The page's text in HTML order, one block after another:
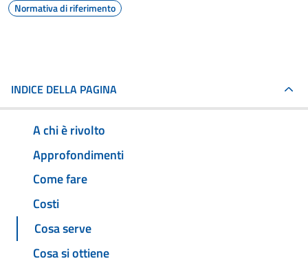
Normativa di riferimento
INDICE DELLA PAGINA
A chi è rivolto
Approfondimenti
Come fare
Costi
Cosa serve
Cosa si ottiene